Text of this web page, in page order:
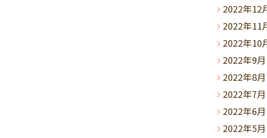
2022年12
2022年11
2022年10
2022年9月
2022年8月
2022年7月
2022年6月
2022年5月